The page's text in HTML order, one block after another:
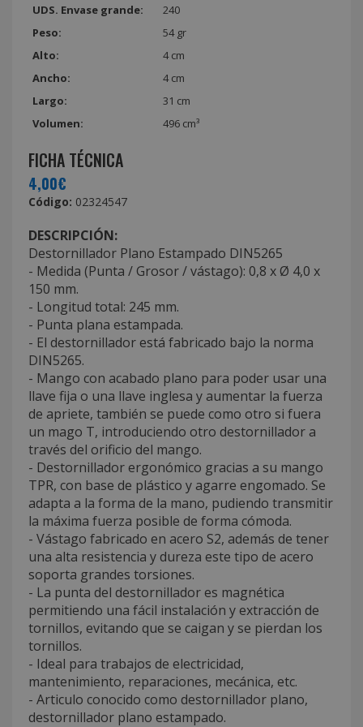
UDS. Envase grande:
240
Peso:
54 gr
Alto:
4 cm
Ancho:
4 cm
Largo:
31 cm
Volumen:
496 cm³
FICHA TÉCNICA
4,00€
Código: 02324547
DESCRIPCIÓN:
Destornillador Plano Estampado DIN5265
- Medida (Punta / Grosor / vástago): 0,8 x Ø 4,0 x
150 mm.
- Longitud total: 245 mm.
- Punta plana estampada.
- El destornillador está fabricado bajo la norma
DIN5265.
- Mango con acabado plano para poder usar una
llave fija o una llave inglesa y aumentar la fuerza
de apriete, también se puede como otro si fuera
un mago T, introduciendo otro destornillador a
través del orificio del mango.
- Destornillador ergonómico gracias a su mango
TPR, con base de plástico y agarre engomado. Se
adapta a la forma de la mano, pudiendo transmitir
la máxima fuerza posible de forma cómoda.
- Vástago fabricado en acero S2, además de tener
una alta resistencia y dureza este tipo de acero
soporta grandes torsiones.
- La punta del destornillador es magnética
permitiendo una fácil instalación y extracción de
tornillos, evitando que se caigan y se pierdan los
tornillos.
- Ideal para trabajos de electricidad,
mantenimiento, reparaciones, mecánica, etc.
- Articulo conocido como destornillador plano,
destornillador plano estampado.